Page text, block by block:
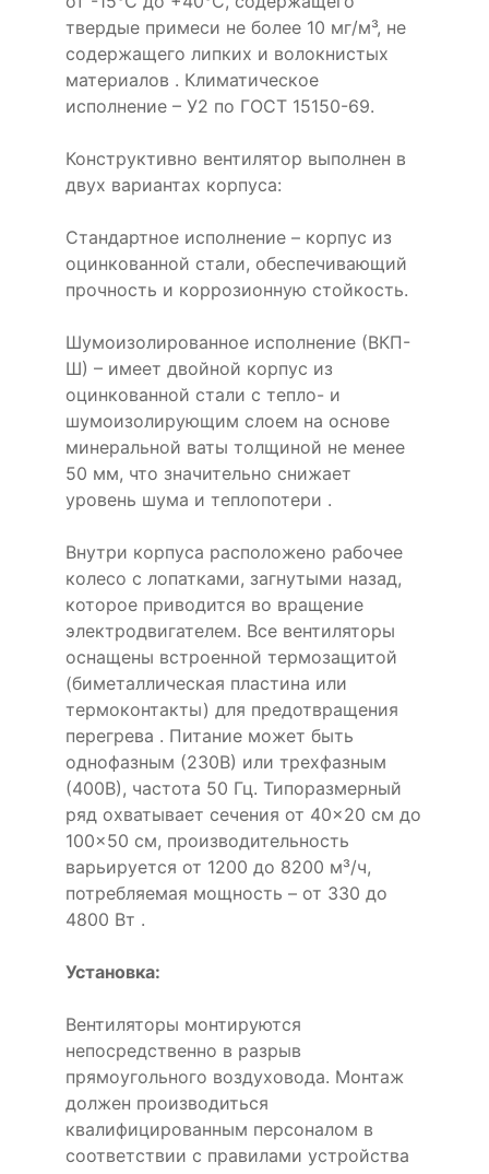
твердые примеси не более 10 мг/м³, не
содержащего липких и волокнистых
материалов . Климатическое
исполнение – У2 по ГОСТ 15150-69.
Конструктивно вентилятор выполнен в
двух вариантах корпуса:
Стандартное исполнение – корпус из
оцинкованной стали, обеспечивающий
прочность и коррозионную стойкость.
Шумоизолированное исполнение (ВКП-
Ш) – имеет двойной корпус из
оцинкованной стали с тепло- и
шумоизолирующим слоем на основе
минеральной ваты толщиной не менее
50 мм, что значительно снижает
уровень шума и теплопотери .
Внутри корпуса расположено рабочее
колесо с лопатками, загнутыми назад,
которое приводится во вращение
электродвигателем. Все вентиляторы
оснащены встроенной термозащитой
(биметаллическая пластина или
термоконтакты) для предотвращения
перегрева . Питание может быть
однофазным (230В) или трехфазным
(400В), частота 50 Гц. Типоразмерный
ряд охватывает сечения от 40×20 см до
100×50 см, производительность
варьируется от 1200 до 8200 м³/ч,
потребляемая мощность – от 330 до
4800 Вт .
Установка:
Вентиляторы монтируются
непосредственно в разрыв
прямоугольного воздуховода. Монтаж
должен производиться
квалифицированным персоналом в
соответствии с правилами устройства